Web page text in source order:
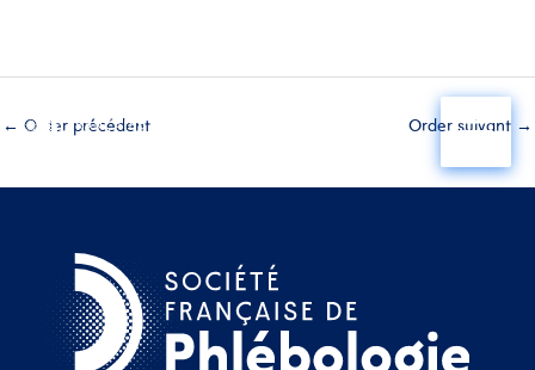
← Order précédent Order suivant →